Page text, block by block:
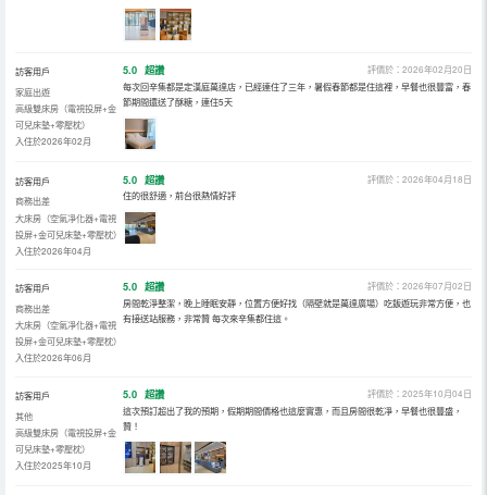
訪客用戶
家庭出遊
高級雙床房（電視投屏+金
可兒床墊+零壓枕）
入住於2026年02月
5.0 超讚
評價於：2026年02月20日
每次回辛集都是定漢庭萬達店，已經連住了三年，暑假春節都是住這裡，早餐也很豐富，春
節期間還送了酥糖，連住5天
訪客用戶
商務出差
大床房（空氣凈化器+電視
投屏+金可兒床墊+零壓枕）
入住於2026年04月
5.0 超讚
評價於：2026年04月18日
住的很舒適，前台很熱情好評
訪客用戶
商務出差
大床房（空氣凈化器+電視
投屏+金可兒床墊+零壓枕）
入住於2026年06月
5.0 超讚
評價於：2026年07月02日
房間乾淨整潔，晚上睡眠安靜，位置方便好找（隔壁就是萬達廣場）吃飯遊玩非常方便，也
有接送站服務，非常贊 每次來辛集都住這。
訪客用戶
其他
高級雙床房（電視投屏+金
可兒床墊+零壓枕）
入住於2025年10月
5.0 超讚
評價於：2025年10月04日
這次預訂超出了我的預期，假期期間價格也這麼實惠，而且房間很乾凈，早餐也很豐盛，
贊！